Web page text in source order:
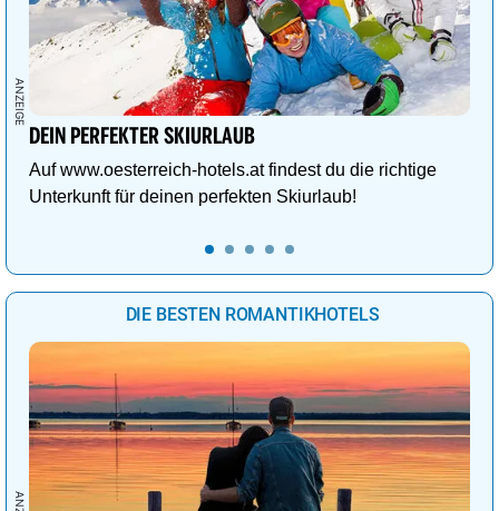
DEIN PERFEKTER SKIURLAUB
Auf www.oesterreich-hotels.at findest du die richtige
Unterkunft für deinen perfekten Skiurlaub!
DIE BESTEN ROMANTIKHOTELS